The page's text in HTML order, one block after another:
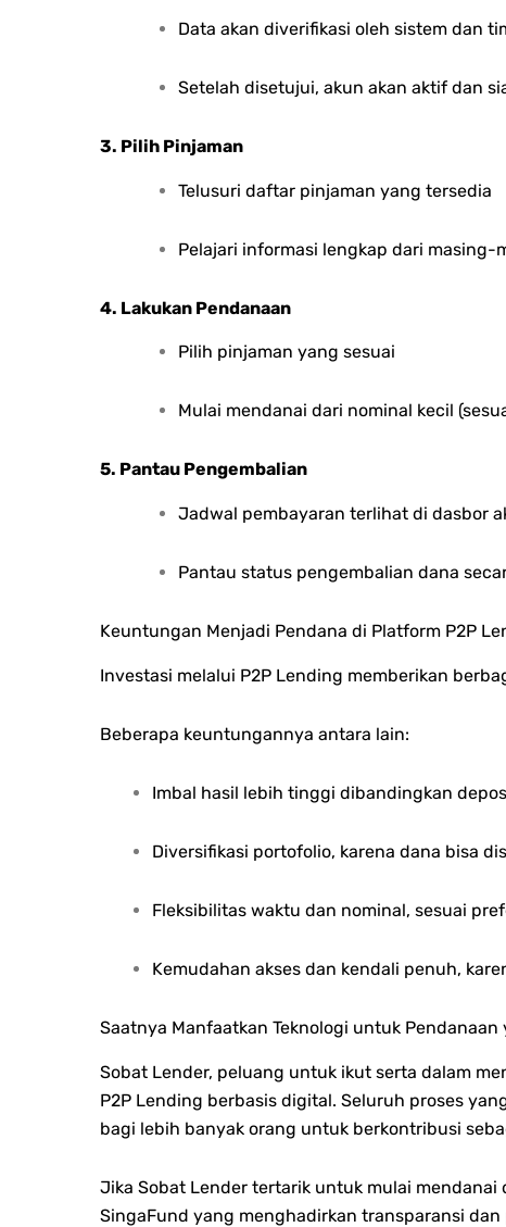
Data akan diverifikasi oleh sistem dan
Setelah disetujui, akun akan aktif dan
3. Pilih Pinjaman
Telusuri daftar pinjaman yang tersedia
Pelajari informasi lengkap dari masing-
4. Lakukan Pendanaan
Pilih pinjaman yang sesuai
Mulai mendanai dari nominal kecil
5. Pantau Pengembalian
Jadwal pembayaran terlihat di dasbor
Pantau status pengembalian dana
Keuntungan Menjadi Pendana di Platform P2P
Investasi melalui P2P Lending memberikan
Beberapa keuntungannya antara lain:
Imbal hasil lebih tinggi dibandingkan
Diversifikasi portofolio, karena dana bisa
Fleksibilitas waktu dan nominal, sesuai
Kemudahan akses dan kendali penuh,
Saatnya Manfaatkan Teknologi untuk Pendanaan
Sobat Lender, peluang untuk ikut serta dalam
P2P Lending berbasis digital. Seluruh proses
bagi lebih banyak orang untuk berkontribusi
Jika Sobat Lender tertarik untuk mulai
SingaFund yang menghadirkan transparansi